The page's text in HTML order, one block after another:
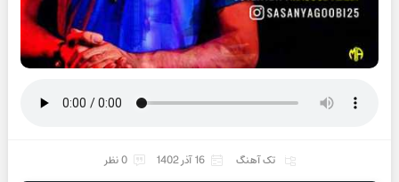
تک آهنگ 16 آذر 1402 0 نظر